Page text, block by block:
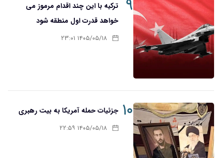
۹
ترکیه با این چند اقدام مرموز می
خواهد قدرت اول منطقه شود
۱۴۰۵/۰۵/۱۸ ۲۳:۰۱
۱۰ جزئیات حمله آمریکا به بیت رهبری
۱۴۰۵/۰۵/۱۸ ۲۲:۵۹